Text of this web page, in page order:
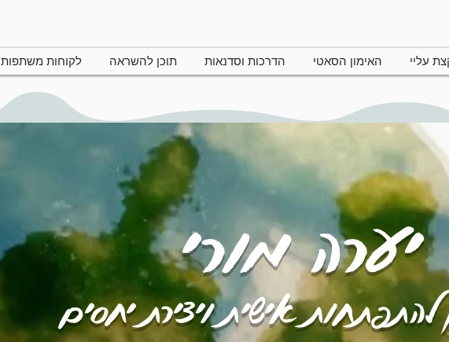
עליי האימון הסאטי הדרכות וסדנאות תוכן להשראה לקוחות משתפות
אישית ויצירת יחסים
יערה מורי